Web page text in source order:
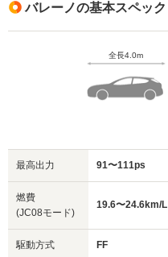
バレーノの基本スペック
全長4.0m
最高出力 91〜111ps
燃費
(JC08モード)
19.6〜24.6km/L
駆動方式 FF